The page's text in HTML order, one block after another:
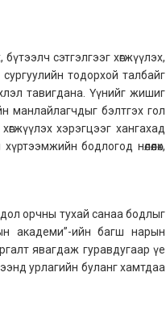
бүтээлч сэтгэлгээг хөгжүүлэх,
тодорхой талбайг
тавигдана. Үүнийг жишиг
манлайлагчдыг бэлтгэх гол
хэрэгцээг хангахад
бодлогод нөлөөлөх,
орчны тухай санаа бодлыг
академи”-ийн багш нарын
явагдаж гуравдугаар үе
урлагийн буланг хамтдаа